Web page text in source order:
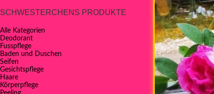
SCHWESTERCHENS PRODUKTE
Alle Kategorien
Deodorant
Fusspflege
Baden und Duschen
Seifen
Gesichtspflege
Haare
Körperpflege